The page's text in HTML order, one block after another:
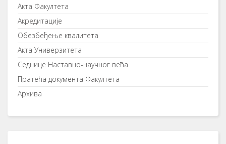
Акта Факултета
Акредитације
Обезбеђење квалитета
Акта Универзитета
Седнице Наставно-научног већа
Пратећа документа Факултета
Архива